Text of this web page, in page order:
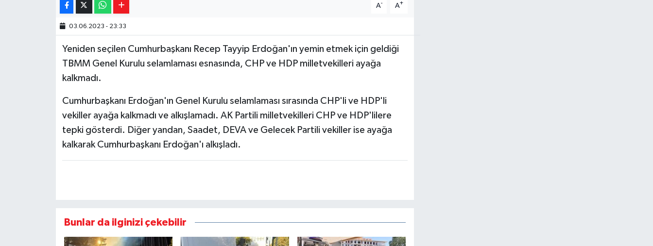
A- A+
03.06.2023 - 23:33
Yeniden seçilen Cumhurbaşkanı Recep Tayyip Erdoğan'ın yemin etmek için geldiği
TBMM Genel Kurulu selamlaması esnasında, CHP ve HDP milletvekilleri ayağa
kalkmadı.
Cumhurbaşkanı Erdoğan'ın Genel Kurulu selamlaması sırasında CHP'li ve HDP'li
vekiller ayağa kalkmadı ve alkışlamadı. AK Partili milletvekilleri CHP ve HDP'lilere
tepki gösterdi. Diğer yandan, Saadet, DEVA ve Gelecek Partili vekiller ise ayağa
kalkarak Cumhurbaşkanı Erdoğan'ı alkışladı.
Bunlar da ilginizi çekebilir